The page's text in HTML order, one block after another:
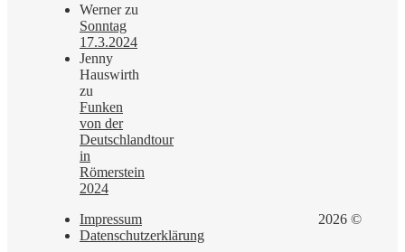
Wernerzu
Sonntag
17.3.2024
Jenny
Hauswirth
zu
Funken
von der
Deutschlandtour
in
Römerstein
2024
2026 ©
Impressum
Datenschutzerklärung